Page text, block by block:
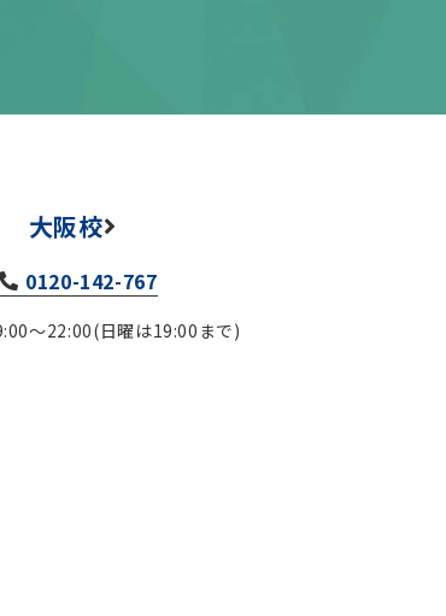
大阪校
0120-142-767
～22:00(日曜は19:00まで)